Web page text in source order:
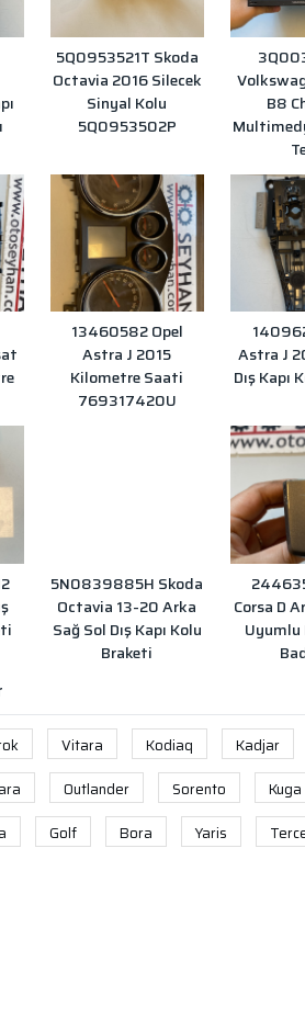
5Q0953521T Skoda
Octavia 2016 Silecek
Sinyal Kolu
5Q0953502P
B8
13460582 Opel
Astra J 2015
Kilometre Saati
769317420U
Astra J
Dış Kapı
5N0839885H Skoda
Octavia 13-20 Arka
Sağ Sol Dış Kapı Kolu
Braketi
Corsa D
Uyumlu
Vitara Kodiaq Kadjar
Outlander Sorento Kuga
Golf Bora Yaris